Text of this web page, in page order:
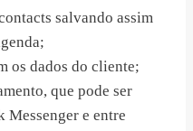
salvando assim
os dados do cliente;
que pode ser
Messenger e entre